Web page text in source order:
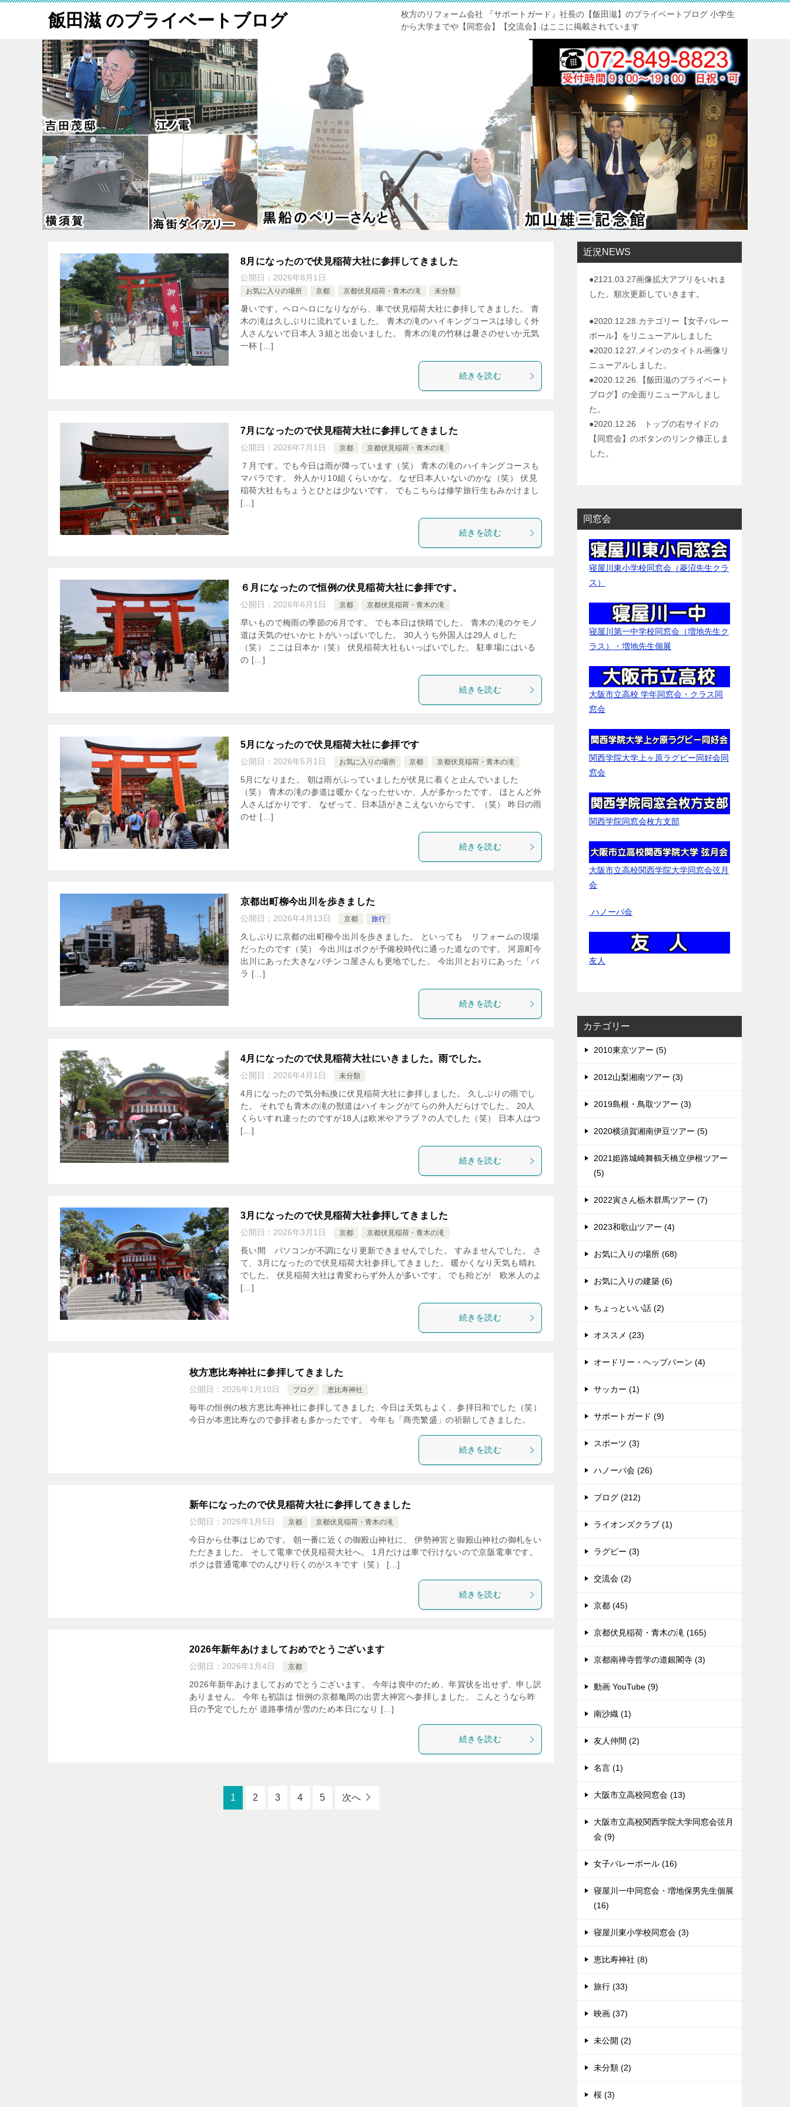
飯田滋 のプライベートブログ
枚方のリフォーム会社 『サポートガード』社長の【飯田滋】のプライベートブログ 小学生
から大学までや【同窓会】【交流会】はここに掲載されています
8月になったので伏見稲荷大社に参拝してきました
公開日： 2026年8月1日
お気に入りの場所 京都 京都伏見稲荷・青木の滝 未分類
暑いです。ヘロヘロになりながら、車で伏見稲荷大社に参拝してきました。 青
木の滝は久しぶりに流れていました。 青木の滝のハイキングコースは珍しく外
人さんないで日本人３組と出会いました。 青木の滝の竹林は暑さのせいか元気
一杯 […]
続きを読む
7月になったので伏見稲荷大社に参拝してきました
公開日： 2026年7月1日 京都 京都伏見稲荷・青木の滝
７月です。でも今日は雨が降っています（笑） 青木の滝のハイキングコースも
マバラです、 外人かり10組くらいかな。 なぜ日本人いないのかな（笑） 伏見
稲荷大社もちょうとひとは少ないです。 でもこちらは修学旅行生もみかけまし
[…]
続きを読む
６月になったので恒例の伏見稲荷大社に参拝です。
公開日： 2026年6月1日 京都 京都伏見稲荷・青木の滝
早いもので梅雨の季節の6月です。 でも本日は快晴でした。 青木の滝のケモノ
道は天気のせいかヒトがいっぱいでした。 30人うち外国人は29人ｄした
（笑） ここは日本か（笑） 伏見稲荷大社もいっぱいでした。 駐車場にはいる
の […]
続きを読む
5月になったので伏見稲荷大社に参拝です
公開日： 2026年5月1日 お気に入りの場所 京都 京都伏見稲荷・青木の滝
5月になりまた。 朝は雨がふっていましたが伏見に着くと止んでいました
（笑） 青木の滝の参道は暖かくなったせいか、人が多かったです。 ほとんど外
人さんばかりです。 なぜって、日本語がきこえないからです。（笑） 昨日の雨
のせ […]
続きを読む
京都出町柳今出川を歩きました
公開日： 2026年4月13日 京都 旅行
久しぶりに京都の出町柳今出川を歩きました。 といっても リフォームの現場
だったのです（笑） 今出川はボクが予備校時代に通った道なのです。 河原町今
出川にあった大きなパチンコ屋さんも更地でした。 今出川とおりにあった「パ
ラ […]
続きを読む
4月になったので伏見稲荷大社にいきました。雨でした。
公開日： 2026年4月1日 未分類
4月になったので気分転換に伏見稲荷大社に参拝しました。 久しぶりの雨でし
た。 それでも青木の滝の獣道はハイキングがてらの外人だらけでした。 20人
くらいすれ違ったのですが18人は欧米やアラブ？の人でした（笑） 日本人はつ
[…]
続きを読む
3月になったので伏見稲荷大社参拝してきました
公開日： 2026年3月1日 京都 京都伏見稲荷・青木の滝
長い間 パソコンが不調になり更新できませんでした。 すみませんでした。 さ
て、3月になったので伏見稲荷大社参拝してきました。 暖かくなり天気も晴れ
でした。 伏見稲荷大社は青変わらず外人が多いです。 でも殆どが 欧米人のよ
[…]
続きを読む
枚方恵比寿神社に参拝してきました
公開日： 2026年1月10日 ブログ 恵比寿神社
毎年の恒例の枚方恵比寿神社に参拝してきました. 今日は天気もよく、参拝日和でした（笑）
今日が本恵比寿なので参拝者も多かったです。 今年も「商売繁盛」の祈願してきました。
続きを読む
新年になったので伏見稲荷大社に参拝してきました
公開日： 2026年1月5日 京都 京都伏見稲荷・青木の滝
今日から仕事はじめです。 朝一番に近くの御殿山神社に、 伊勢神宮と御殿山神社の御札をい
ただきました。 そして電車で伏見稲荷大社へ。 1月だけは車で行けないので京阪電車です。
ボクは普通電車でのんびり行くのがスキです（笑） […]
続きを読む
2026年新年あけましておめでとうございます
公開日： 2026年1月4日 京都
2026年新年あけましておめでとうございます。 今年は喪中のため、年賀状を出せず、申し訳
ありません。 今年も初詣は 恒例の京都亀岡の出雲大神宮へ参拝しました。 こんとうなら昨
日の予定でしたが 道路事情が雪のため本日になり […]
続きを読む
1 2 3 4 5 次へ
近況NEWS
●2121.03.27画像拡大アプリをいれま
した。順次更新していきます。
●2020.12.28.カテゴリー【女子バレー
ボール】をリニューアルしました
●2020.12.27.メインのタイトル画像リ
ニューアルしました。
●2020.12.26.【飯田滋のプライベート
ブログ】の全面リニューアルしまし
た。
●2020.12.26 トップの右サイドの
【同窓会】のボタンのリンク修正しま
した。
同窓会
寝屋川東小学校同窓会（菱沼先生クラ
ス）
寝屋川第一中学校同窓会（増地先生ク
ラス）・増地先生個展
大阪市立高校 学年同窓会・クラス同
窓会
関西学院大学上ヶ原ラグビー同好会同
窓会
関西学院同窓会枚方支部
大阪市立高校関西学院大学同窓会弦月
会
ハノーバ会
友人
カテゴリー
2010東京ツアー (5)
2012山梨湘南ツアー (3)
2019島根・鳥取ツアー (3)
2020横須賀湘南伊豆ツアー (5)
2021姫路城崎舞鶴天橋立伊根ツアー
(5)
2022寅さん栃木群馬ツアー (7)
2023和歌山ツアー (4)
お気に入りの場所 (68)
お気に入りの建築 (6)
ちょっといい話 (2)
オススメ (23)
オードリー・ヘップバーン (4)
サッカー (1)
サポートガード (9)
スポーツ (3)
ハノーバ会 (26)
ブログ (212)
ライオンズクラブ (1)
ラグビー (3)
交流会 (2)
京都 (45)
京都伏見稲荷・青木の滝 (165)
京都南禅寺哲学の道銀閣寺 (3)
動画 YouTube (9)
南沙織 (1)
友人仲間 (2)
名言 (1)
大阪市立高校同窓会 (13)
大阪市立高校関西学院大学同窓会弦月
会 (9)
女子バレーボール (16)
寝屋川一中同窓会・増地保男先生個展
(16)
寝屋川東小学校同窓会 (3)
恵比寿神社 (8)
旅行 (33)
映画 (37)
未公開 (2)
未分類 (2)
桜 (3)